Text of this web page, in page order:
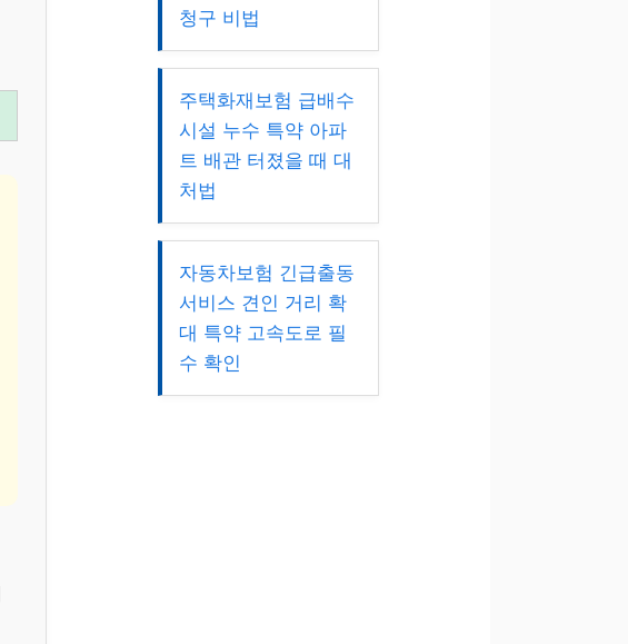
청구 비법
주택화재보험 급배수
시설 누수 특약 아파
트 배관 터졌을 때 대
처법
자동차보험 긴급출동
서비스 견인 거리 확
대 특약 고속도로 필
수 확인